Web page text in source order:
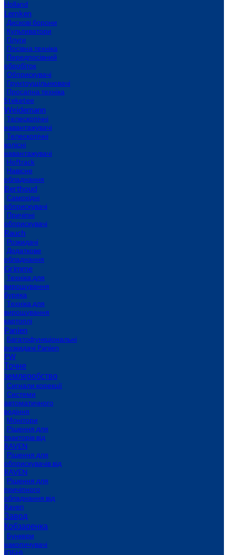
Holland
Lemken
Дискові борони
Культиватори
Плуги
Посівна техніка
Передпосівний
обробіток
Обприскувачі
Грунтоущільнювачі
Просапна техніка
Steketee
Weidemann
Телескопічні
навантажувачі
Телескопічні
колісні
навантажувачі
Hoftrack
Навісне
обладнання
Berthoud
Самохідні
обприскувачі
Причіпні
обприскувачі
Rauch
Розкидачі
Додаткове
обладнання
Grimme
Техніка для
вирощування
буряка
Техніка для
вирощування
картоплі
Panien
Багатофункціональні
розкидачі Panien
PW
Точне
землеробство
Сигнали корекції
Системи
автоматичного
водіння
Монітори
Рішення для
тракторів від
RAVEN
Рішення для
обприскувачів від
RAVEN
Рішення для
причіпного
обладнання від
Raven
Завод
Кобзаренка
Бункери
накопичувачі
(ПБН)